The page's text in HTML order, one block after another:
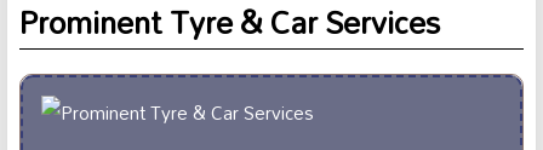
Prominent Tyre & Car Services